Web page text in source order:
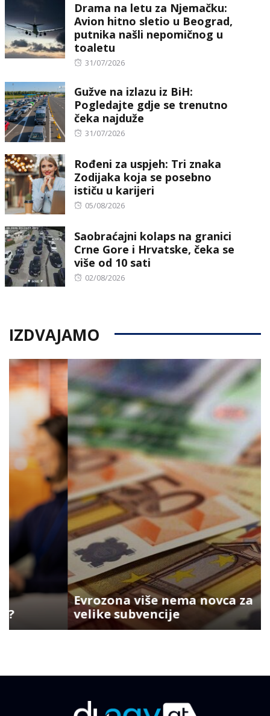
Drama na letu za Njemačku:
Avion hitno sletio u Beograd,
putnika našli nepomičnog u
toaletu
Posted
31/07/2026
Gužve na izlazu iz BiH:
Pogledajte gdje se trenutno
čeka najduže
Posted
31/07/2026
Rođeni za uspjeh: Tri znaka
Zodijaka koja se posebno
ističu u karijeri
Posted
05/08/2026
Saobraćajni kolaps na granici
Crne Gore i Hrvatske, čeka se
više od 10 sati
Posted
02/08/2026
IZDVAJAMO
Evrozona više nema novca za
velike subvencije